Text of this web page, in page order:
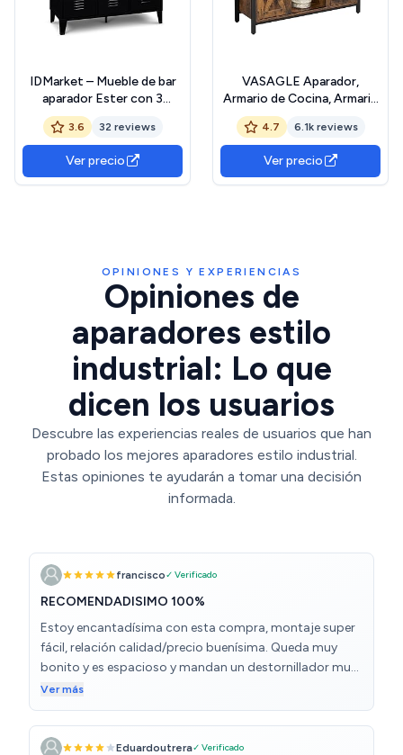
IDMarket – Mueble de bar
aparador Ester con 3
puertas de metal negro y
bandeja madera de haya
3.6 32 reviews
Ver precio
VASAGLE Aparador,
Armario de Cocina, Armario
de Almacenamiento, con 2
Puertas Correderas, 33 x
100 x 80 cm, Estantes
Ajustables, para Salón,
Marrón Rústico y Negro
4.7 6.1k reviews
Ver precio
OPINIONES Y EXPERIENCIAS
Opiniones de
aparadores estilo
industrial: Lo que
dicen los usuarios
Descubre las experiencias reales de usuarios que han
probado los mejores aparadores estilo industrial.
Estas opiniones te ayudarán a tomar una decisión
informada.
francisco✓ Verificado
RECOMENDADISIMO 100%
Estoy encantadísima con esta compra, montaje super
fácil, relación calidad/precio buenísima. Queda muy
bonito y es espacioso y mandan un destornillador muy
chulo para montarlo. Recomendadisimo 100%. Me ha
llegado un 4 días
Ver más
Eduardoutrera✓ Verificado